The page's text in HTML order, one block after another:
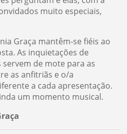
muito especiais,
Graça mantêm-se fiéis ao
As inquietações de
de mote para as
as anfitriãs e o/a
a cada apresentação.
um momento musical.